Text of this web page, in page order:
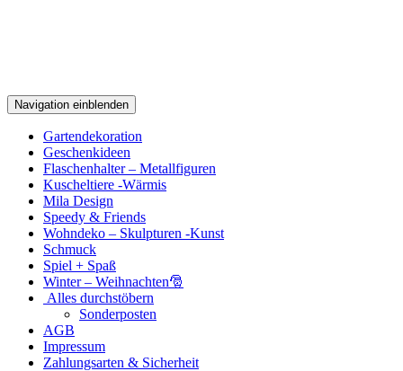
Navigation einblenden
Gartendekoration
Geschenkideen
Flaschenhalter – Metallfiguren
Kuscheltiere -Wärmis
Mila Design
Speedy & Friends
Wohndeko – Skulpturen -Kunst
Schmuck
Spiel + Spaß
Winter – Weihnachten🎅
Alles durchstöbern
Sonderposten
AGB
Impressum
Zahlungsarten & Sicherheit